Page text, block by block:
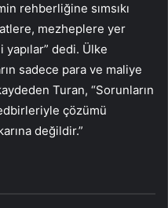
rehberliğine sımsıkı
mezheplere yer
yapılar” dedi. Ülke
sadece para ve maliye
Turan, “Sorunların
çözümü
değildir.”